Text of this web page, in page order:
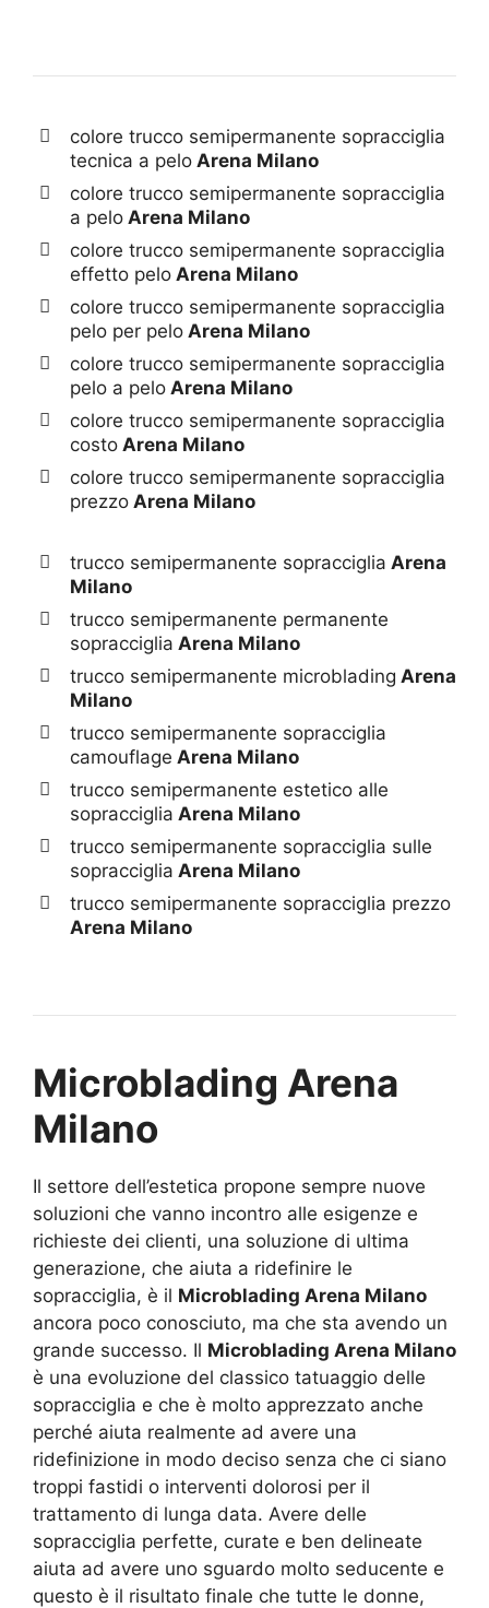
colore trucco semipermanente sopracciglia
tecnica a pelo Arena Milano
colore trucco semipermanente sopracciglia
a pelo Arena Milano
colore trucco semipermanente sopracciglia
effetto pelo Arena Milano
colore trucco semipermanente sopracciglia
pelo per pelo Arena Milano
colore trucco semipermanente sopracciglia
pelo a pelo Arena Milano
colore trucco semipermanente sopracciglia
costo Arena Milano
colore trucco semipermanente sopracciglia
prezzo Arena Milano
trucco semipermanente sopracciglia Arena
Milano
trucco semipermanente permanente
sopracciglia Arena Milano
trucco semipermanente microblading Arena
Milano
trucco semipermanente sopracciglia
camouflage Arena Milano
trucco semipermanente estetico alle
sopracciglia Arena Milano
trucco semipermanente sopracciglia sulle
sopracciglia Arena Milano
trucco semipermanente sopracciglia prezzo
Arena Milano
Microblading Arena
Milano
Il settore dell’estetica propone sempre nuove
soluzioni che vanno incontro alle esigenze e
richieste dei clienti, una soluzione di ultima
generazione, che aiuta a ridefinire le
sopracciglia, è il Microblading Arena Milano
ancora poco conosciuto, ma che sta avendo un
grande successo. Il Microblading Arena Milano
è una evoluzione del classico tatuaggio delle
sopracciglia e che è molto apprezzato anche
perché aiuta realmente ad avere una
ridefinizione in modo deciso senza che ci siano
troppi fastidi o interventi dolorosi per il
trattamento di lunga data. Avere delle
sopracciglia perfette, curate e ben delineate
aiuta ad avere uno sguardo molto seducente e
questo è il risultato finale che tutte le donne,